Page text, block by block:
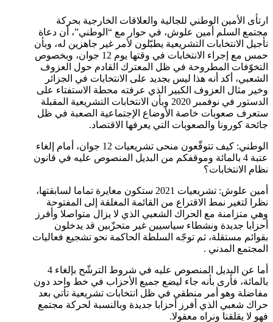
ارتأى الأمين الوطني للجالية والعلاقات الخارجية بحركة
مجتمع السلم أمين علوش، في حوار مع “الوطني”، أن دعاة
تأجيل الانتخابات التشريعية يطبّلون لأمر غير جاهزين له، وبأن
حمس مع إجراء الانتخابات في وقتها يوم 12 جوان، وبخصوص
التخوّفات المطروحة في ظل المعترك القادم حول العزوف
الشعبي، أكد أنه هذا ليس بجديد على الانتخابات في الجزائر
وخير مثال العزوف الكبير الذي عرفته محطة الاستفتاء على
الدستور في نوفمبر 2020 وبأن الانتخابات التشريعية المقبلة
ستعرف صعوبات خاصة الأوضاع الإجتماعية الصعبة في ظل
جائحة كورونا والصعوبات التي يعرفها الاقتصاد.
الوطني: كيف تتوقّعون منحى تشريعيات 12 جوان، أمام إلغاء
عتبة 4 بالمائة وموقفكم من البديل المنصوص عليه في قانون
نظام الانتخابات؟
أمين علوش: تشريعيات 2021 ستكون مغايرة تماما لسابقتها،
نظرا لتغير نمط الاقتراع من القائمة المغلقة إلى المفتوحة
وهي متزامنة مع الحراك الشعبي الذي لا يزال متواصلا وأفرز
أحزابا جديدة ونشطاء سياسيين غير متحزّبين قد يدخلون
بقوائم مستقلة، ثم توجّه السلطة الحاكمة نحو تشجيع فعاليات
المجتمع المدني .
أما عن البديل المنصوص عليه في شروط الترشّح بإلغاء 4
بالمائة، فأرى بأنه جاء ليضع جميع الأحزاب في خط واحد دون
مفاضلة وهو أمر منطقي في ظل انتخابات تشريعية تأتي بعد
حراك شعبي الذي أفرز أحزابا جديدة وبالنسبة لحركة مجتمع
فهو لا يقلقنا ونراه معقولا.